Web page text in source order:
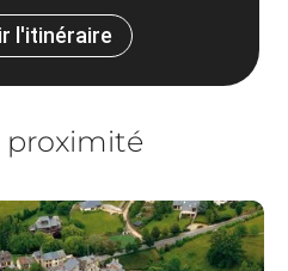
l'itinéraire
proximité